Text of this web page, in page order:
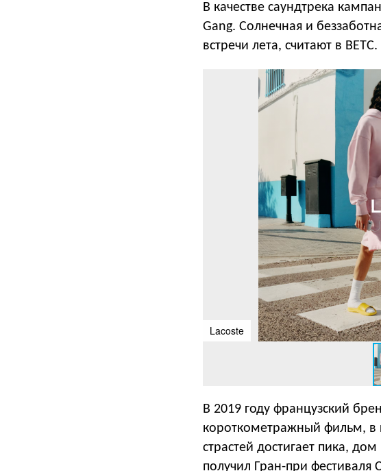
В качестве саундтрека
Gang. Солнечная и
встречи лета, считают в BETC.
Lacoste
В 2019 году французский
короткометражный фильм, в
страстей достигает пика,
получил Гран-при фестиваля